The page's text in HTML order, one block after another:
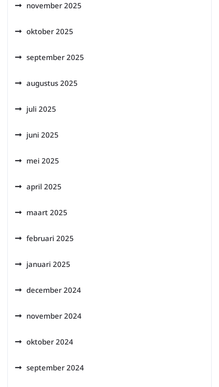
november 2025
oktober 2025
september 2025
augustus 2025
juli 2025
juni 2025
mei 2025
april 2025
maart 2025
februari 2025
januari 2025
december 2024
november 2024
oktober 2024
september 2024